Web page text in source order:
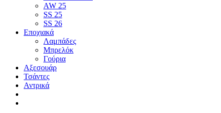
AW 25
SS 25
SS 26
Εποχιακά
Λαμπάδες
Μπρελόκ
Γούρια
Αξεσουάρ
Τσάντες
Αντρικά